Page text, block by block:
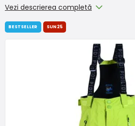
Vezi descrierea completă
BESTSELLER SUN25